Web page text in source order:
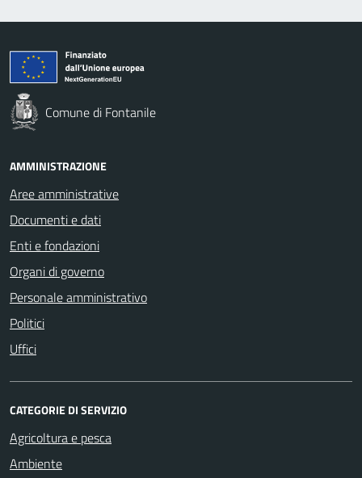
Comune di Fontanile
AMMINISTRAZIONE
Aree amministrative
Documenti e dati
Enti e fondazioni
Organi di governo
Personale amministrativo
Politici
Uffici
CATEGORIE DI SERVIZIO
Agricoltura e pesca
Ambiente